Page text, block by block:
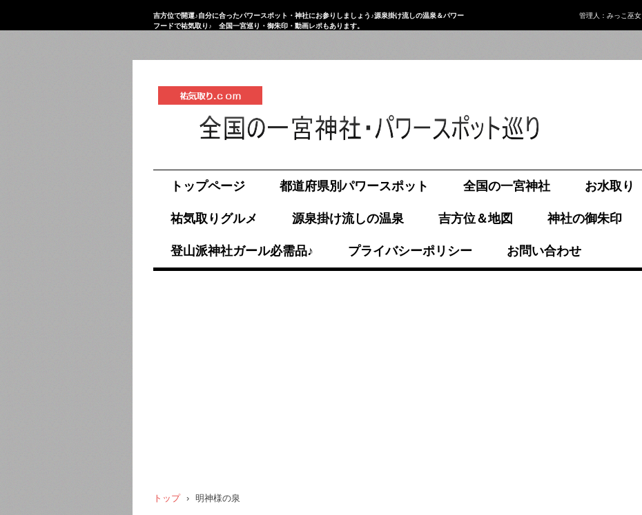
吉方位で開運♪自分に合ったパワースポット・神社にお参りしましょう♪源泉掛け流しの温泉＆パワー
フードで祐気取り♪ 全国一宮巡り・御朱印・動画レポもあります。
管理人：みっこ巫女
トップページ 都道府県別パワースポット 全国の一宮神社 お水取り
祐気取りグルメ 源泉掛け流しの温泉 吉方位＆地図 神社の御朱印
登山派神社ガール必需品♪ プライバシーポリシー お問い合わせ
トップ › 明神様の泉